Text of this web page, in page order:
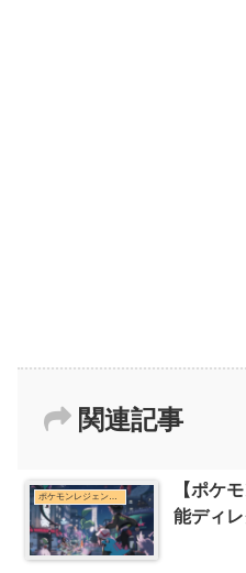
関連記事
ポケモンレジェンズZ-Aまとめ
【ポケ
能ディ